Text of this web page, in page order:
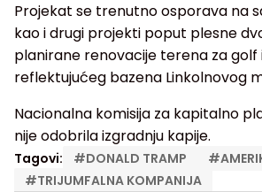
Projekat se trenutno osporava na
kao i drugi projekti poput plesne
planirane renovacije terena za golf
reflektujućeg bazena Linkolnovog
Nacionalna komisija za kapitalno
nije odobrila izgradnju kapije.
Tagovi: #DONALD TRAMP #
#TRIJUMFALNA KOMPANIJA